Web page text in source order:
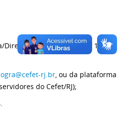
(Av. Maracanã, 229 - 1°
rj.br, ou da plataforma
do Cefet/RJ);